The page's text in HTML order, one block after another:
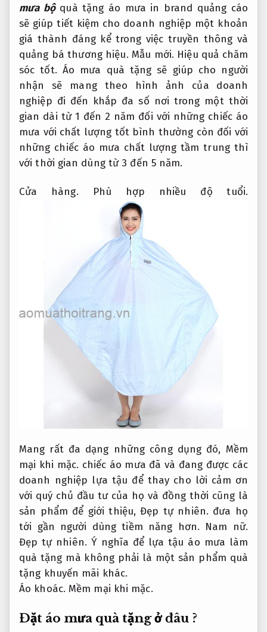
mưa bộquà tặng áo mưa in brand quảng cáo
sẽ giúp tiết kiệm cho doanh nghiệp một khoản
giá thành đáng kể trong việc truyền thông và
quảng bá thương hiệu. Mẫu mới. Hiệu quả chăm
sóc tốt. Áo mưa quà tặng sẽ giúp cho người
nhận sẽ mang theo hình ảnh của doanh
nghiệp đi đến khắp đa số nơi trong một thời
gian dài từ 1 đến 2 năm đối với những chiếc áo
mưa với chất lượng tốt bình thường còn đối với
những chiếc áo mưa chất lượng tầm trung thì
với thời gian dùng từ 3 đến 5 năm.
Cửa hàng. Phù hợp nhiều độ tuổi.
Mang rất đa dạng những công dụng đó, Mềm
mại khi mặc. chiếc áo mưa đã và đang được các
doanh nghiệp lựa tậu để thay cho lời cảm ơn
với quý chủ đầu tư của họ và đồng thời cũng là
sản phẩm để giới thiệu,Đẹp tự nhiên. đưa họ
tới gần người dùng tiềm năng hơn. Nam nữ.
Đẹp tự nhiên. Ý nghĩa để lựa tậu áo mưa làm
quà tặng mà không phải là một sản phẩm quà
tặng khuyến mãi khác.
Áo khoác. Mềm mại khi mặc.
Đặt áo mưa quà tặng ở đâu ?